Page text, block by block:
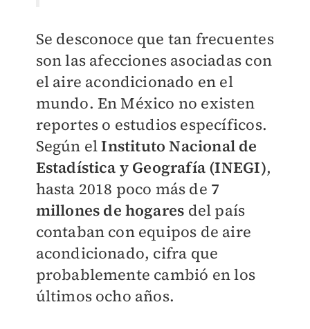
Se desconoce que tan frecuentes
son las afecciones asociadas con
el aire acondicionado en el
mundo. En México no existen
reportes o estudios específicos.
Según elInstituto Nacional de
Estadística y Geografía (INEGI),
hasta 2018 poco más de 7
millones de hogares del país
contaban con equipos de aire
acondicionado, cifra que
probablemente cambió en los
últimos ocho años.